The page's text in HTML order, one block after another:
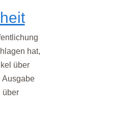
hat,
über
Ausgabe
über